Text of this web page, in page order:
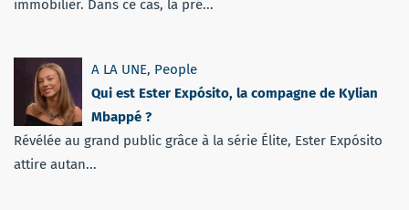
immobilier. Dans ce cas, la pré...
A LA UNE, People
Qui est Ester Expósito, la compagne de Kylian
Mbappé ?
Révélée au grand public grâce à la série Élite, Ester Expósito
attire autan...